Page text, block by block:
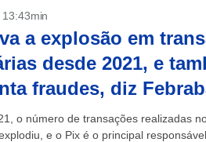
a explosão em
desde 2021, e
fraudes, diz
o número de transações realizadas
e o Pix é o principal